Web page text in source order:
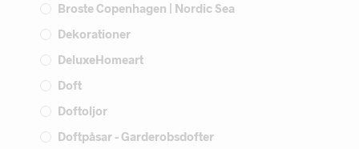
Broste Copenhagen | Nordic Sea
Dekorationer
DeluxeHomeart
Doft
Doftoljor
Doftpåsar - Garderobsdofter